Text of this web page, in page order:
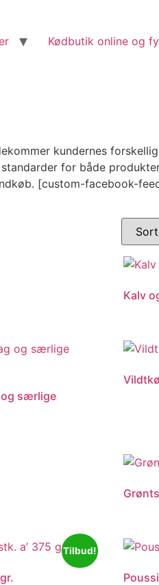
Kødbutik online og
kundernes
for både
[custom-facebook-
Kalv
og særlige
Tilbud!